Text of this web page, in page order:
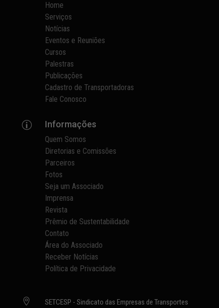
Home
Serviços
Notícias
Eventos e Reuniões
Cursos
Palestras
Publicações
Cadastro de Transportadoras
Fale Conosco
p Informações
Quem Somos
Diretorias e Comissões
Parceiros
Fotos
Seja um Associado
Imprensa
Revista
Prêmio de Sustentabilidade
Contato
Área do Associado
Receber Notícias
Política de Privacidade

SETCESP - Sindicato das Empresas de Transportes